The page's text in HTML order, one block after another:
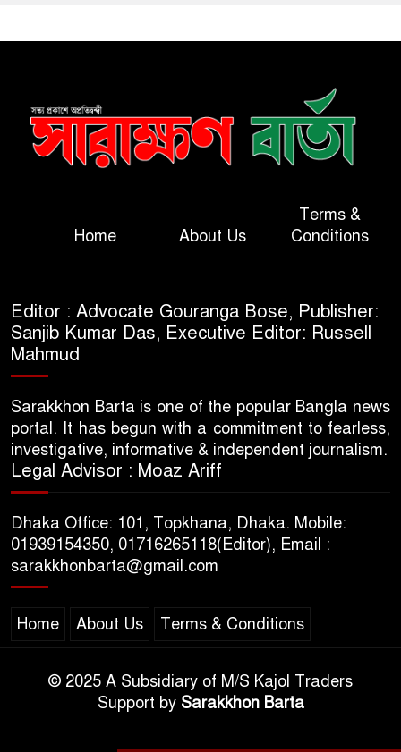
Home About Us
Terms &
Conditions
Editor : Advocate Gouranga Bose, Publisher:
Sanjib Kumar Das, Executive Editor: Russell
Mahmud
Sarakkhon Barta is one of the popular Bangla news
portal. It has begun with a commitment to fearless,
investigative, informative & independent journalism.
Legal Advisor : Moaz Ariff
Dhaka Office: 101, Topkhana, Dhaka. Mobile:
01939154350, 01716265118(Editor), Email :
sarakkhonbarta@gmail.com
Home About Us Terms & Conditions
© 2025 A Subsidiary of M/S Kajol Traders
Support by Sarakkhon Barta